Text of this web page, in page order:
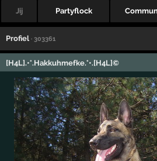
Jij Partyflock
Profiel · 303361
[H4L].•°.Hakkuhmefke.°•.[H4L]©